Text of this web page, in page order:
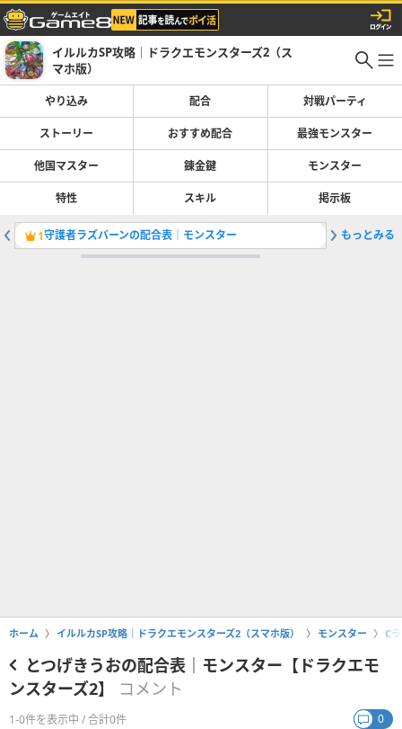
イルルカSP攻略｜ドラクエモンスターズ2（ス
マホ版）
やり込み 配合 対戦パーティ
ストーリー おすすめ配合 最強モンスター
他国マスター 錬金鍵 モンスター
特性 スキル 掲示板
1守護者ラズバーンの配合表｜モンスター 2ひょう
もっとみる
ホーム イルルカSP攻略｜ドラクエモンスターズ2（スマホ版） モンスター C
とつげきうおの配合表｜モンスター【ドラクエモ
ンスターズ2】
コメント
1-0件を表示中 / 合計0件 0